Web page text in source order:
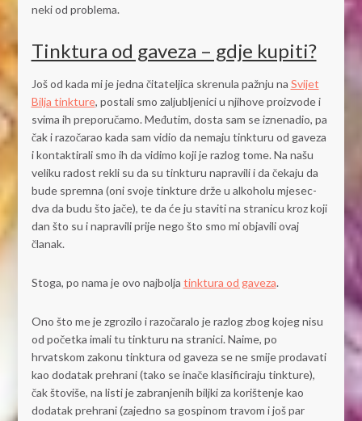
neki od problema.
Tinktura od gaveza – gdje kupiti?
Još od kada mi je jedna čitateljica skrenula pažnju na Svijet
Bilja tinkture, postali smo zaljubljenici u njihove proizvode i
svima ih preporučamo. Međutim, dosta sam se iznenadio, pa
čak i razočarao kada sam vidio da nemaju tinkturu od gaveza
i kontaktirali smo ih da vidimo koji je razlog tome. Na našu
veliku radost rekli su da su tinkturu napravili i da čekaju da
bude spremna (oni svoje tinkture drže u alkoholu mjesec-
dva da budu što jače), te da će ju staviti na stranicu kroz koji
dan što su i napravili prije nego što smo mi objavili ovaj
članak.
Stoga, po nama je ovo najbolja tinktura od gaveza.
Ono što me je zgrozilo i razočaralo je razlog zbog kojeg nisu
od početka imali tu tinkturu na stranici. Naime, po
hrvatskom zakonu tinktura od gaveza se ne smije prodavati
kao dodatak prehrani (tako se inače klasificiraju tinkture),
čak štoviše, na listi je zabranjenih biljki za korištenje kao
dodatak prehrani (zajedno sa gospinom travom i još par